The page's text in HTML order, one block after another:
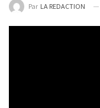
Par LA REDACTION